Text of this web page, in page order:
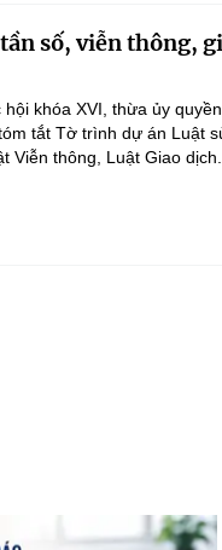
số, viễn thông,
khóa XVI, thừa ủy
tắt Tờ trình dự án Luật
Viễn thông, Luật Giao